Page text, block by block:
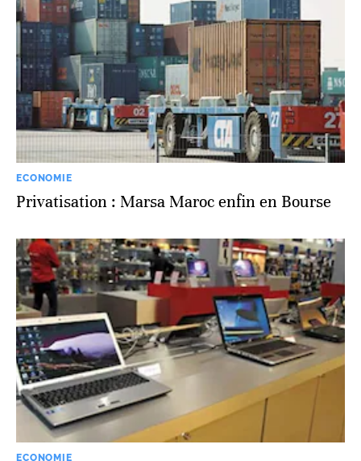
ECONOMIE
Privatisation : Marsa Maroc enfin en Bourse
ECONOMIE